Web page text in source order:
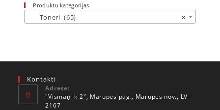
Produktu kategorijas
×
Toneri (65)
Kontakti
Adrese:
"Vismaņi k-2", Mārupes pag., Mārupes nov., LV-
2167